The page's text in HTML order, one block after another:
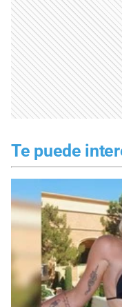
Te puede